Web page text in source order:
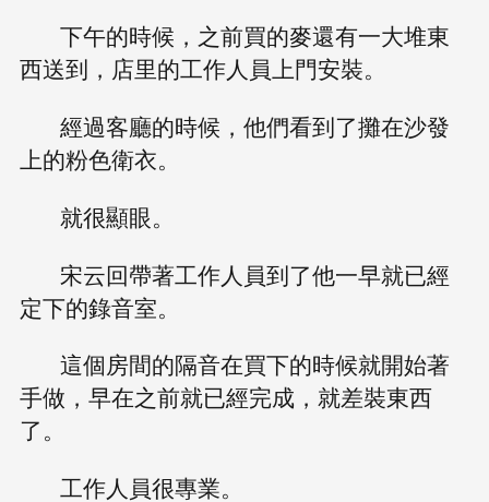
下午的時候，之前買的麥還有一大堆東
西送到，店里的工作人員上門安裝。
經過客廳的時候，他們看到了攤在沙發
上的粉色衛衣。
就很顯眼。
宋云回帶著工作人員到了他一早就已經
定下的錄音室。
這個房間的隔音在買下的時候就開始著
手做，早在之前就已經完成，就差裝東西
了。
工作人員很專業。